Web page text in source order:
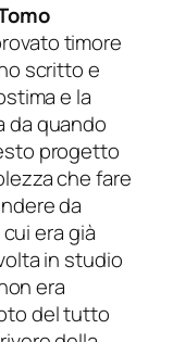
timore
scritto e
e la
da quando
progetto
che fare
da
era già
in studio
era
del tutto